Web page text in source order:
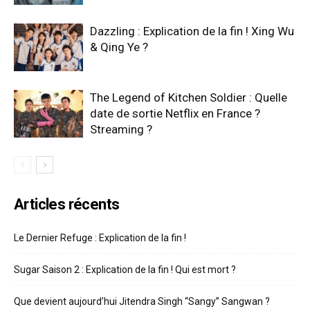
Dazzling : Explication de la fin ! Xing Wu
& Qing Ye ?
The Legend of Kitchen Soldier : Quelle
date de sortie Netflix en France ?
Streaming ?
Articles récents
Le Dernier Refuge : Explication de la fin !
Sugar Saison 2 : Explication de la fin ! Qui est mort ?
Que devient aujourd’hui Jitendra Singh “Sangy” Sangwan ?